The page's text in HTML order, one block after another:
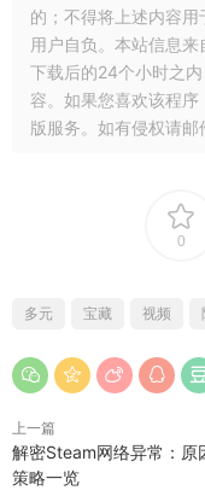
的；不得将上述内容
用户自负。本站信息
下载后的24个小时之
容。如果您喜欢该程
版服务。如有侵权请邮
0
多元 宝藏 视频
上一篇
解密Steam网络异常：原
策略一览